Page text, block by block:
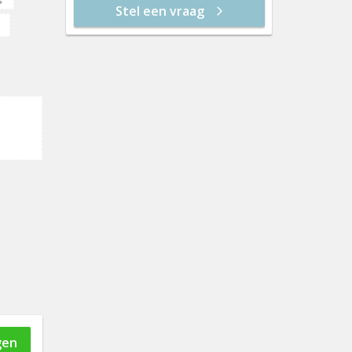
vr 21 aug
12:30
Stel een vraag